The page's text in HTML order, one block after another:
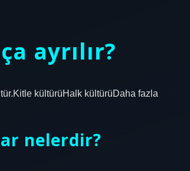
ayrılır?
kültürüHalk kültürüDaha fazla
nelerdir?